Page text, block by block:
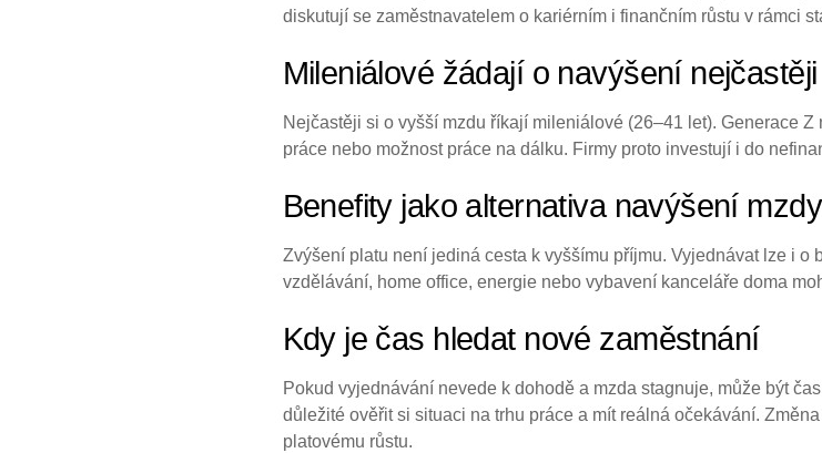
diskutují se zaměstnavatelem o kariérním i finančním růstu v rámci
Mileniálové žádají o navýšení nejčastěji
Nejčastěji si o vyšší mzdu říkají mileniálové (26–41 let). Generace
práce nebo možnost práce na dálku. Firmy proto investují i do
Benefity jako alternativa navýšení mzdy
Zvýšení platu není jediná cesta k vyššímu příjmu. Vyjednávat lze i
vzdělávání, home office, energie nebo vybavení kanceláře doma
Kdy je čas hledat nové zaměstnání
Pokud vyjednávání nevede k dohodě a mzda stagnuje, může být
důležité ověřit si situaci na trhu práce a mít reálná očekávání.
platovému růstu.